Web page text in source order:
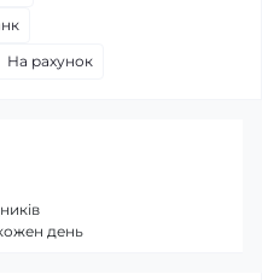
На рахунок
день